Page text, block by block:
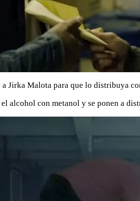
Jirka Malota para que lo distribuya
alcohol con metanol y se ponen a